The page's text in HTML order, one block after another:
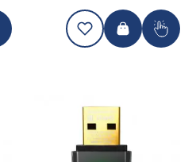
инжектор+сплиттер)